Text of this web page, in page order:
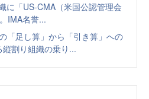
に「US-CMA（米国公認管理会
IMA名誉...
「足し算」から「引き算」への
割り組織の乗り...